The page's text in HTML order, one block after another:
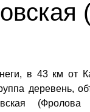
в 43 км от
деревень,
(Фролова